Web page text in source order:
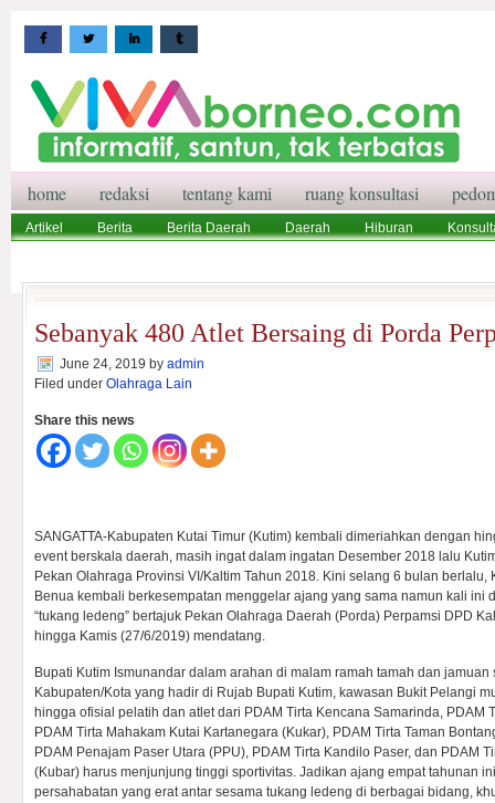
home redaksi tentang kami ruang konsultasi
Artikel Berita Berita Daerah Daerah Hiburan
Sebanyak 480 Atlet Bersaing di Porda
June 24, 2019 by admin
Filed under Olahraga Lain
Share this news
SANGATTA-Kabupaten Kutai Timur (Kutim) kembali dimeriahkan dengan
event berskala daerah, masih ingat dalam ingatan Desember 2018 lalu
Pekan Olahraga Provinsi VI/Kaltim Tahun 2018. Kini selang 6 bulan berlalu,
Benua kembali berkesempatan menggelar ajang yang sama namun kali ini
“tukang ledeng” bertajuk Pekan Olahraga Daerah (Porda) Perpamsi DPD
hingga Kamis (27/6/2019) mendatang.
Bupati Kutim Ismunandar dalam arahan di malam ramah tamah dan
Kabupaten/Kota yang hadir di Rujab Bupati Kutim, kawasan Bukit Pelangi
hingga ofisial pelatih dan atlet dari PDAM Tirta Kencana Samarinda, PDAM
PDAM Tirta Mahakam Kutai Kartanegara (Kukar), PDAM Tirta Taman
PDAM Penajam Paser Utara (PPU), PDAM Tirta Kandilo Paser, dan PDAM
(Kubar) harus menjunjung tinggi sportivitas. Jadikan ajang empat tahunan
persahabatan yang erat antar sesama tukang ledeng di berbagai bidang,